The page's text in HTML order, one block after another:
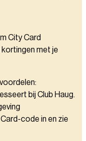
City Card
met je
bij Club Haug.
code in en zie